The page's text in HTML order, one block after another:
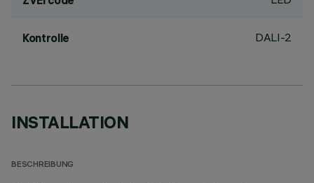
Kontrolle DALI-2
INSTALLATION
BESCHREIBUNG